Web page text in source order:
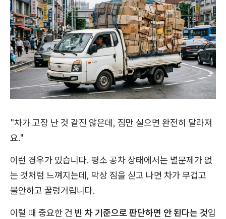
"차가 고장 난 것 같진 않은데, 짐만 실으면 완전히 달라져
요."
이런 경우가 있습니다. 평소 공차 상태에서는 별문제가 없
는 것처럼 느껴지는데, 막상 짐을 싣고 나면 차가 무겁고
불안하고 꿀렁거립니다.
이럴 때 중요한 건 빈 차 기준으로 판단하면 안 된다는 것입